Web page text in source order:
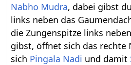
Nabho Mudra, dabei gibst
links neben das
die Zungenspitze links
gibst, öffnet sich das rechte
sich Pingala Nadi und damit